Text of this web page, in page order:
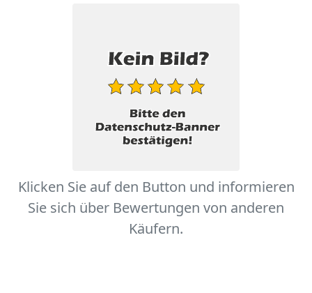
Klicken Sie auf den Button und informieren
Sie sich über Bewertungen von anderen
Käufern.